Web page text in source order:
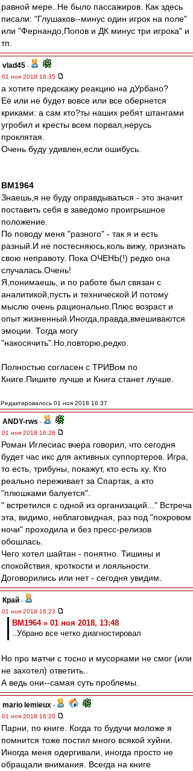
равной мере..Не было пассажиров. Как здесь
писали: "Глушаков--минус один игрок на поле"
или "Фернандо,Попов и ДК минус три игрока" и
тп.
vlad45 -
01 ноя 2018 16:35
а хотите предскажу реакцию на дУрбано?
Её или не будет вовсе или все обернется
криками: а сам кто?ты наших ребят штангами
угробил и кресты всем порвал,нерусь
проклятая.
Очень буду удивлен,если ошибусь.
BM1964
Знаешь,я не буду оправдываться - это значит
поставить себя в заведомо проигрышное
положение.
По поводу меня "разного" - так я и есть
разный.И не постесняюсь,коль вижу, признать
свою неправоту. Пока ОЧЕНЬ(!) редко она
случалась.Очень!
Я,понимаешь, и по работе был связан с
аналитикой,пусть и технической.И потому
мыслю очень рационально.Плюс возраст и
опыт жизненный.Иногда,правда,вмешиваются
эмоции. Тогда могу
"накосячить".Но,повторю,редко.
Полностью согласен с ТРИВом по
Книге.Пишите лучше и Книга станет лучше.
Редактировалось 01 ноя 2018 16:37
ANDY-rws -
01 ноя 2018 16:28
Роман Иглесиас вчера говорил, что сегодня
будет час икс для активных суппортеров. Игра,
то есть, трибуны, покажут, кто есть ху. Кто
реально переживает за Спартак, а кто
"плюшками балуется".
" встретился с одной из организаций..." Встреча
эта, видимо, неблаговидная, раз под "покровом
ночи" проходила и без пресс-релизов
обошлась.
Чего хотел шайтан - понятно. Тишины и
спокойствия, кроткости и лояльности.
Договорились или нет - сегодня увидим.
Край -
01 ноя 2018 16:23
BM1964 » 01 ноя 2018, 13:48
..Убрано все четко диагностировал
Но про матчи с тосно и мусорками не смог (или
не захотел) ответить..
А ведь они--самая суть проблемы.
mario lemieux -
01 ноя 2018 16:20
Парни, по книге. Когда то будучи моложе я
помнится тоже постил много всякой хуйни.
Иногда меня одергивали, иногда просто не
обращали внимания. Всегда на книге